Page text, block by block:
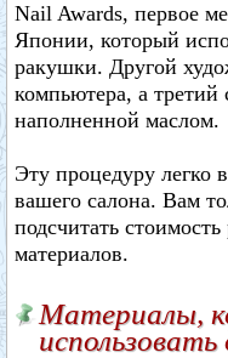
Nail Awards, первое
Японии, который
ракушки. Другой
компьютера, а третий
наполненной маслом.
Эту процедуру легко
вашего салона. Вам
подсчитать
материалов.
Материалы,